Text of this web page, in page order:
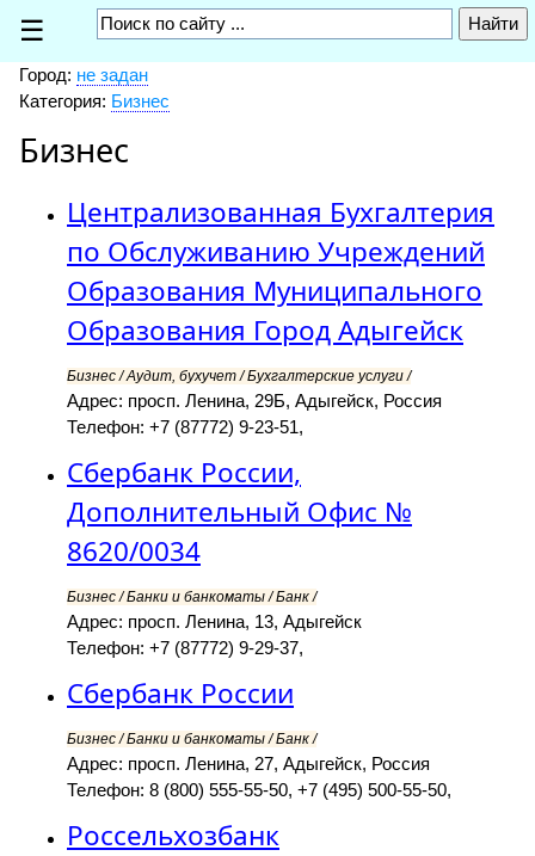
☰
Город: не задан
Категория: Бизнес
Бизнес
Централизованная Бухгалтерия
по Обслуживанию Учреждений
Образования Муниципального
Образования Город Адыгейск
Бизнес / Аудит, бухучет / Бухгалтерские услуги /
Адрес: просп. Ленина, 29Б, Адыгейск, Россия
Телефон: +7 (87772) 9-23-51,
Сбербанк России,
Дополнительный Офис №
8620/0034
Бизнес / Банки и банкоматы / Банк /
Адрес: просп. Ленина, 13, Адыгейск
Телефон: +7 (87772) 9-29-37,
Сбербанк России
Бизнес / Банки и банкоматы / Банк /
Адрес: просп. Ленина, 27, Адыгейск, Россия
Телефон: 8 (800) 555-55-50, +7 (495) 500-55-50,
Россельхозбанк